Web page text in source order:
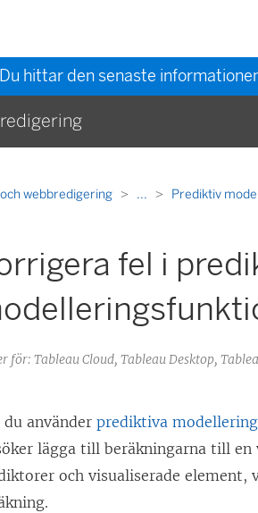
Du hittar den senaste
webbredigering ... Prediktiv
fel i
för: Tableau Cloud, Tableau Desktop,
du använderprediktiva
lägga till beräkningarna till
och visualiserade